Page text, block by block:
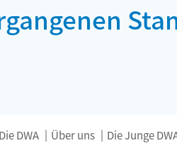
Die DWA Über uns Die Junge